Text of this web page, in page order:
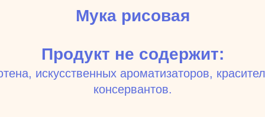
Мука рисовая
Продукт не содержит:
искусственных ароматизаторов,
консервантов.